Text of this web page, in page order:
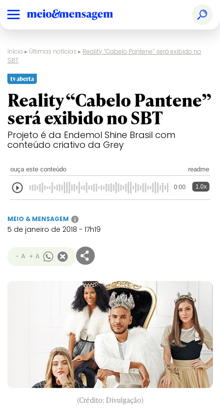
Início ▸ Últimas notícias ▸ Reality “Cabelo Pantene” será exibido no
SBT
tv aberta
Reality “Cabelo Pantene”
será exibido no SBT
Projeto é da Endemol Shine Brasil com
conteúdo criativo da Grey
ouça este conteúdo readme
0:00 1.0x
MEIO & MENSAGEM i
5 de janeiro de 2018 - 17h19
- A + A
(Crédito: Divulgação)